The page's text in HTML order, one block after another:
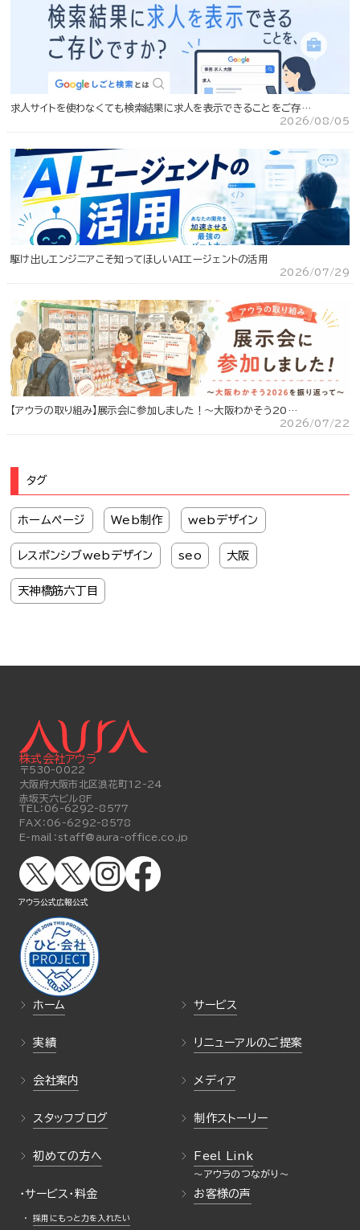
求人サイトを使わなくても検索結果に求人を表示できることをご存…
2026/08/05
駆け出しエンジニアこそ知ってほしいAIエージェントの活用
2026/07/29
【アウラの取り組み】展示会に参加しました！～大阪わかそう20…
2026/07/22
タグ
ホームページ Web制作 webデザイン
レスポンシブwebデザイン seo 大阪
天神橋筋六丁目
ホーム サービス
実績 リニューアルのご提案
会社案内 メディア
スタッフブログ 制作ストーリー
初めての方へ Feel Link
・サービス・料金
採用にもっと力を入れたい
お客様の声
株式会社アウラ
〒530-0022
大阪府大阪市北区浪花町12-24
赤坂天六ビル8F
TEL： 06-6292-8577
FAX： 06-6292-8578
E-mail： staff@aura-office.co.jp
アウラ公式 広報公式